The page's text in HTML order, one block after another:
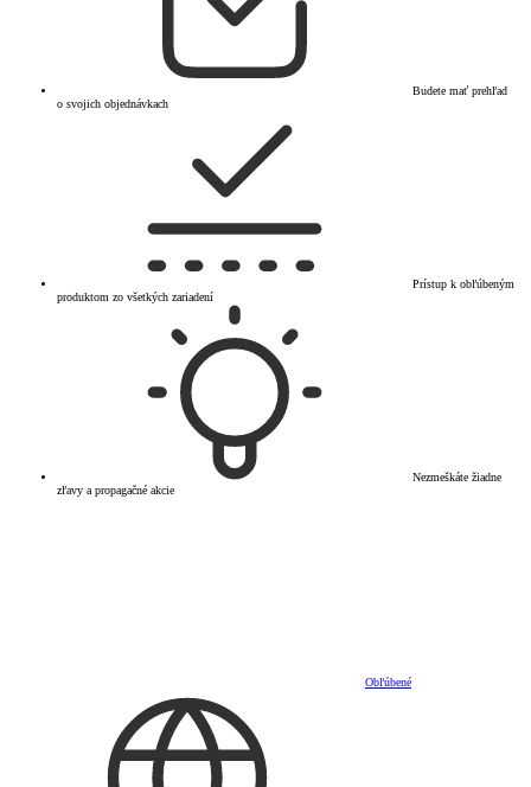
Budete mať prehľad
o svojich objednávkach
Prístup k obľúbeným
produktom zo všetkých zariadení
Nezmeškáte žiadne
zľavy a propagačné akcie
Obľúbené